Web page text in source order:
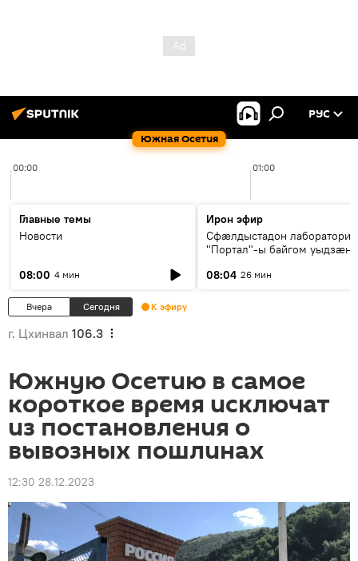
Южная Осетия
РУС
00:00 01:00
Главные темы
Новости
08:00 4 мин
Ирон эфир
Сфæлдыстадон лаборатори
"Портал"-ы байгом уыдзæн
Æхсары куыстыты равдыст
08:04 26 мин
Вчера Сегодня К эфиру
г. Цхинвал 106.3
Южную Осетию в самое
короткое время исключат
из постановления о
вывозных пошлинах
12:30 28.12.2023